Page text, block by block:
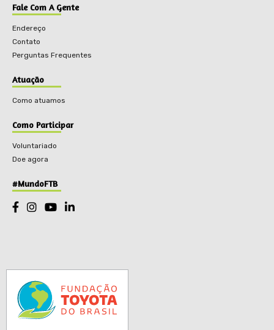
Fale Com A Gente
Endereço
Contato
Perguntas Frequentes
Atuação
Como atuamos
Como Participar
Voluntariado
Doe agora
#MundoFTB